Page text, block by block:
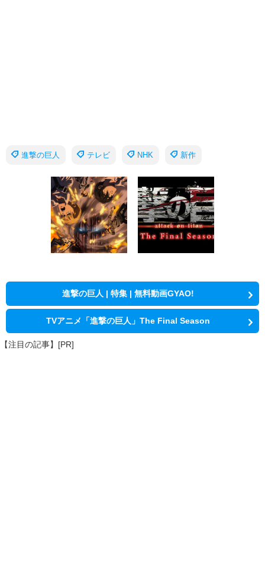
進撃の巨人 テレビ NHK 新作
進撃の巨人 | 特集 | 無料動画GYAO!
TVアニメ「進撃の巨人」The Final Season
【注目の記事】[PR]